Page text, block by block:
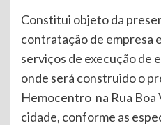
Constitui objeto da
contratação de empresa
serviços de execução de
onde será construido o
Hemocentro na Rua Boa
cidade, conforme as